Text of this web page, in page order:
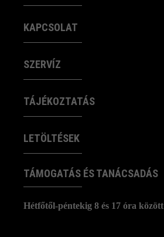
KAPCSOLAT
SZERVÍZ
TÁJÉKOZTATÁS
LETÖLTÉSEK
TÁMOGATÁS ÉS TANÁCSADÁS
Hétfőtől-péntekig 8 és 17 óra között